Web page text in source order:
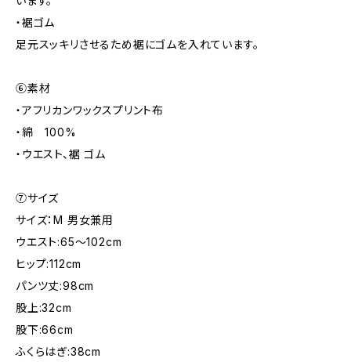
・裾ゴム
足元スッキリさせるため裾にゴムを入れています。
⑥素材
・アフリカンワックスプリント布
・綿 100%
・ウエスト、裾 ゴム
⑦サイズ
サイズ：M 男女兼用
ウエスト:65～102cm
ヒップ:112cm
パンツ丈:98cm
股上:32cm
股下:66cm
ふくらはぎ:38cm